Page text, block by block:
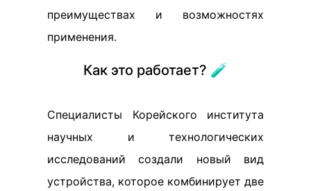
преимуществах и возможностях
применения.
Как это работает? 🧪
Специалисты Корейского института
научных и технологических
исследований создали новый вид
устройства, которое комбинирует две